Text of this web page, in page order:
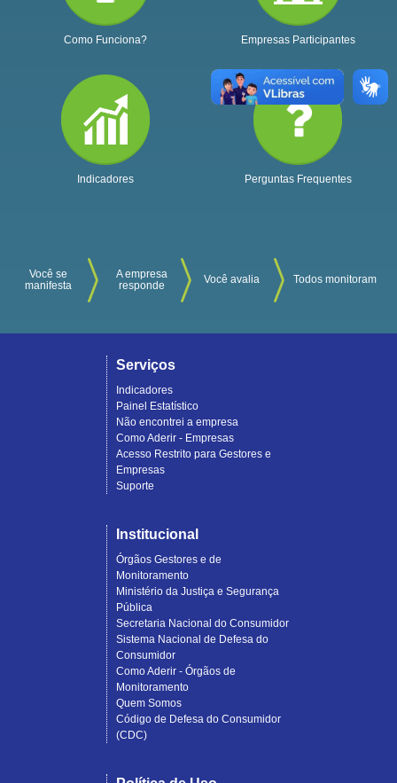
Como Funciona? Empresas Participantes
Indicadores Perguntas Frequentes
Você se
manifesta
A empresa
responde
Você avalia Todos monitoram
Serviços
Indicadores
Painel Estatístico
Não encontrei a empresa
Como Aderir - Empresas
Acesso Restrito para Gestores e
Empresas
Suporte
Institucional
Órgãos Gestores e de
Monitoramento
Ministério da Justiça e Segurança
Pública
Secretaria Nacional do Consumidor
Sistema Nacional de Defesa do
Consumidor
Como Aderir - Órgãos de
Monitoramento
Quem Somos
Código de Defesa do Consumidor
(CDC)